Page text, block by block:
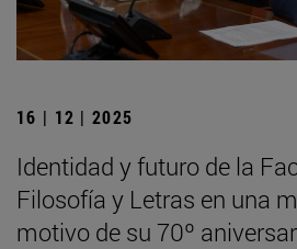
16 | 12 | 2025
Identidad y futuro de la
Filosofía y Letras en una
motivo de su 70º